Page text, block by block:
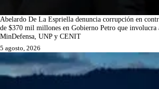
Abelardo De La Espriella denuncia corrupción en
de $370 mil millones en Gobierno Petro que involucra
MinDefensa, UNP y CENIT
5 agosto, 2026